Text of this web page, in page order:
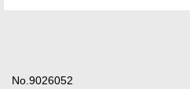
No.9026052